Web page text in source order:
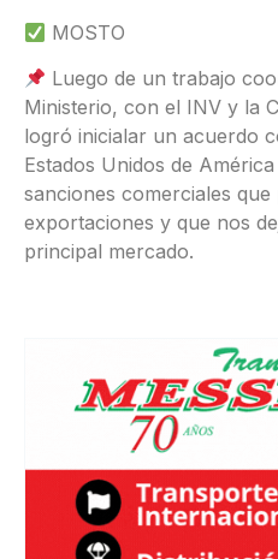
MOSTO
Luego de un trabajo
Ministerio, con el INV y la
logró inicialar un acuerdo
Estados Unidos de
sanciones comerciales
exportaciones y que nos
principal mercado.